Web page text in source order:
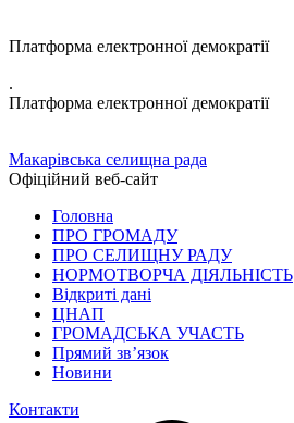
Платформа електронної демократії
.
Платформа електронної демократії
Макарівська селищна рада
Офіційний веб-сайт
Головна
ПРО ГРОМАДУ
ПРО СЕЛИЩНУ РАДУ
НОРМОТВОРЧА ДІЯЛЬНІСТЬ
Відкриті дані
ЦНАП
ГРОМАДСЬКА УЧАСТЬ
Прямий зв’язок
Новини
Контакти